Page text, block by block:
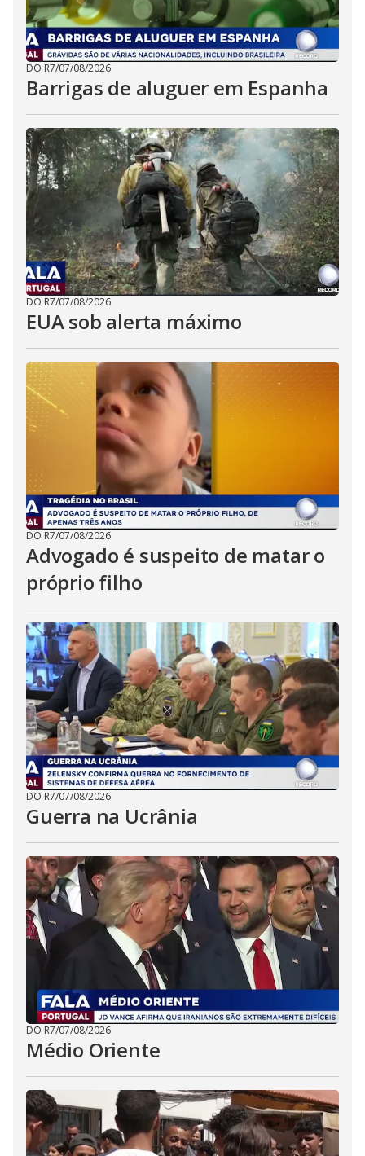
DO R7/07/08/2026
Barrigas de aluguer em Espanha
DO R7/07/08/2026
EUA sob alerta máximo
DO R7/07/08/2026
Advogado é suspeito de matar o
próprio filho
DO R7/07/08/2026
Guerra na Ucrânia
DO R7/07/08/2026
Médio Oriente